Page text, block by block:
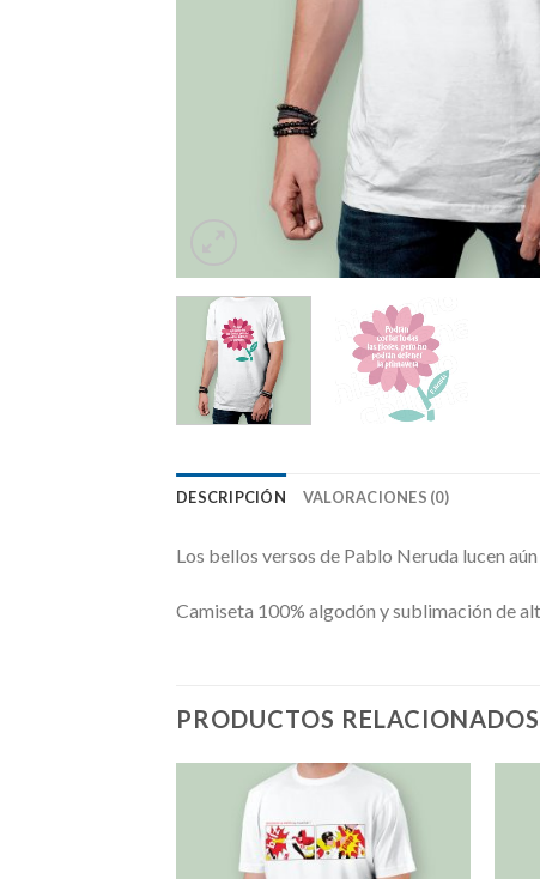
DESCRIPCIÓN VALORACIONES (0)
Los bellos versos de Pablo Neruda lucen
Camiseta 100% algodón y sublimación de
PRODUCTOS RELACIONADOS